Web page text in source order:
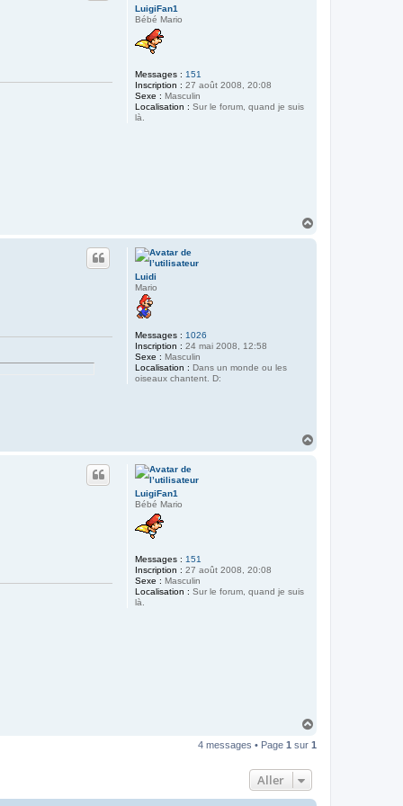
LuigiFan1
Bébé Mario
Messages : 151
Inscription : 27 août 2008, 20:08
Sexe : Masculin
Localisation : Sur le forum, quand je suis
là.
Luidi
Mario
Messages : 1026
Inscription : 24 mai 2008, 12:58
Sexe : Masculin
Localisation : Dans un monde ou les
oiseaux chantent. D:
LuigiFan1
Bébé Mario
Messages : 151
Inscription : 27 août 2008, 20:08
Sexe : Masculin
Localisation : Sur le forum, quand je suis
là.
u
4 messages • Page 1 sur 1
Aller